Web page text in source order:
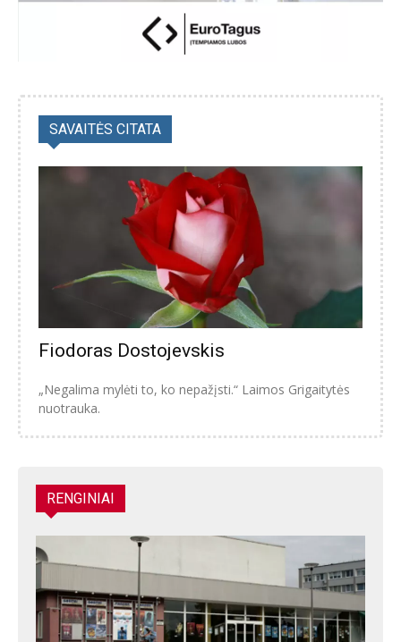
SAVAITĖS CITATA
Fiodoras Dostojevskis
„Negalima mylėti to, ko nepažįsti.“ Laimos Grigaitytės
nuotrauka.
RENGINIAI